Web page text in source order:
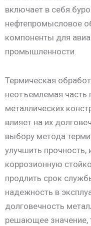
включает в себя
нефтепромысловое
компоненты для
промышленности.
Термическая
неотъемлемая часть
металлических
влияет на их
выбору метода
улучшить прочность,
коррозионную
продлить срок
надежность в
долговечность
решающее значение,